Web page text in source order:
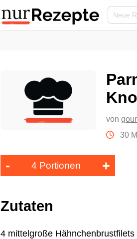
von
30
- 4 Portionen +
Zutaten
4 mittelgroße Hähnchenbrustfilets